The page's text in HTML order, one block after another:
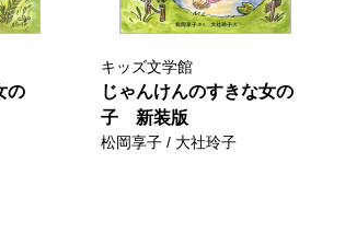
の
キッズ文学館
じゃんけんのすきな女の
子 新装版
松岡享子 / 大社玲子